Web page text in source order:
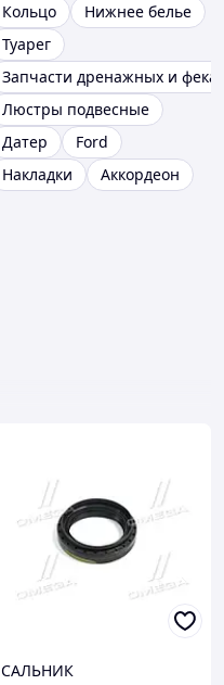
Кольцо
Нижнее белье
Туарег
Запчасти дренажных и
Люстры подвесные
Датер
Ford
Накладки
Аккордеон
САЛЬНИК